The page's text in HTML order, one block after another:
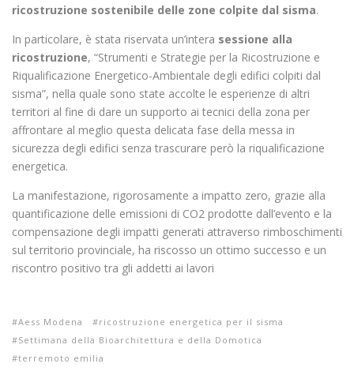
ricostruzione sostenibile delle zone colpite dal sisma.
In particolare, è stata riservata un’intera sessione alla
ricostruzione, “Strumenti e Strategie per la Ricostruzione e
Riqualificazione Energetico-Ambientale degli edifici colpiti dal
sisma”, nella quale sono state accolte le esperienze di altri
territori al fine di dare un supporto ai tecnici della zona per
affrontare al meglio questa delicata fase della messa in
sicurezza degli edifici senza trascurare però la riqualificazione
energetica.
La manifestazione, rigorosamente a impatto zero, grazie alla
quantificazione delle emissioni di CO2 prodotte dall’evento e la
compensazione degli impatti generati attraverso rimboschimenti
sul territorio provinciale, ha riscosso un ottimo successo e un
riscontro positivo tra gli addetti ai lavori
Aess Modena
ricostruzione energetica per il sisma
Settimana della Bioarchitettura e della Domotica
terremoto emilia